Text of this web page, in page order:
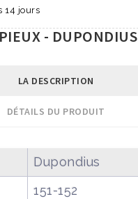
14 jours
- DUPONDIUS
LA DESCRIPTION
DÉTAILS DU PRODUIT
Dupondius
151-152